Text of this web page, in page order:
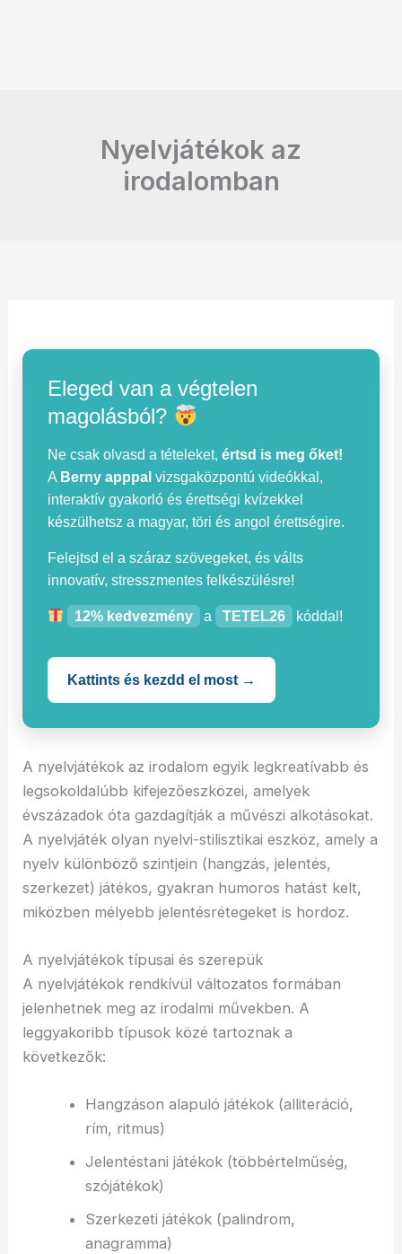
Nyelvjátékok az
irodalomban
Eleged van a végtelen
magolásból?
Ne csak olvasd a tételeket,értsd is meg őket!
A Berny apppal vizsgaközpontú videókkal,
interaktív gyakorló és érettségi kvízekkel
készülhetsz a magyar, töri és angol érettségire.
Felejtsd el a száraz szövegeket, és válts
innovatív, stresszmentes felkészülésre!
12% kedvezmény a TETEL26 kóddal!
Kattints és kezdd el most →
A nyelvjátékok az irodalom egyik legkreatívabb és
legsokoldalúbb kifejezőeszközei, amelyek
évszázadok óta gazdagítják a művészi alkotásokat.
A nyelvjáték olyan nyelvi-stilisztikai eszköz, amely a
nyelv különböző szintjein (hangzás, jelentés,
szerkezet) játékos, gyakran humoros hatást kelt,
miközben mélyebb jelentésrétegeket is hordoz.
A nyelvjátékok típusai és szerepük
A nyelvjátékok rendkívül változatos formában
jelenhetnek meg az irodalmi művekben. A
leggyakoribb típusok közé tartoznak a
következők:
Hangzáson alapuló játékok (alliteráció,
rím, ritmus)
Jelentéstani játékok (többértelműség,
szójátékok)
Szerkezeti játékok (palindrom,
anagramma)